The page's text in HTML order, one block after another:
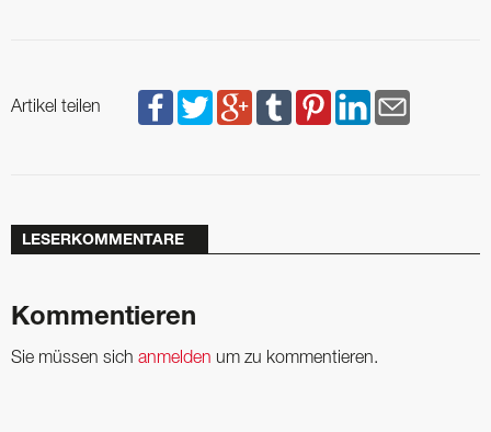
Artikel teilen
LESERKOMMENTARE
Kommentieren
Sie müssen sich anmelden um zu kommentieren.